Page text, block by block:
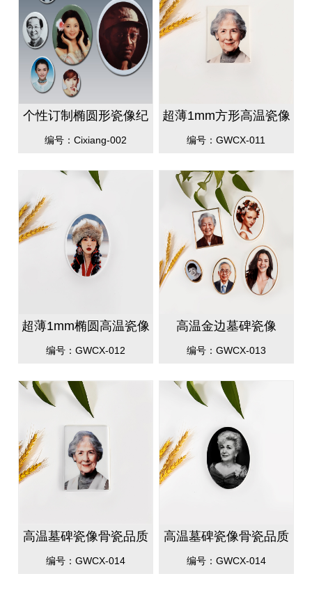
个性订制椭圆形瓷像纪
念像，室内骨灰盒瓷像
编号：Cixiang-002
超薄1mm方形高温瓷像
编号：GWCX-011
超薄1mm椭圆高温瓷像
编号：GWCX-012
高温金边墓碑瓷像
编号：GWCX-013
高温墓碑瓷像骨瓷品质
方形
编号：GWCX-014
高温墓碑瓷像骨瓷品质
椭圆
编号：GWCX-014